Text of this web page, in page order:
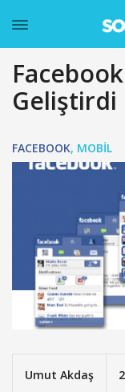
Geliştirdi
FACEBOOK, MOBIL
Umut Akdaş